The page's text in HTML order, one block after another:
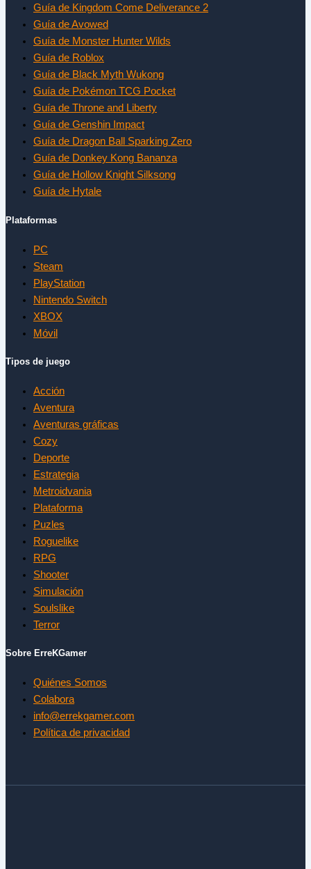
Guía de Kingdom Come Deliverance 2
Guía de Avowed
Guía de Monster Hunter Wilds
Guía de Roblox
Guía de Black Myth Wukong
Guía de Pokémon TCG Pocket
Guía de Throne and Liberty
Guía de Genshin Impact
Guía de Dragon Ball Sparking Zero
Guía de Donkey Kong Bananza
Guía de Hollow Knight Silksong
Guía de Hytale
Plataformas
PC
Steam
PlayStation
Nintendo Switch
XBOX
Móvil
Tipos de juego
Acción
Aventura
Aventuras gráficas
Cozy
Deporte
Estrategia
Metroidvania
Plataforma
Puzles
Roguelike
RPG
Shooter
Simulación
Soulslike
Terror
Sobre ErreKGamer
Quiénes Somos
Colabora
info@errekgamer.com
Política de privacidad